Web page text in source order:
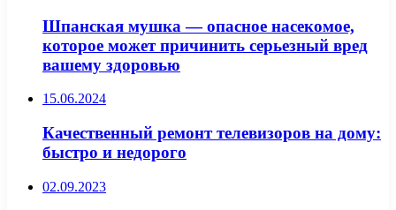
Шпанская мушка — опасное насекомое,
которое может причинить серьезный вред
вашему здоровью
15.06.2024
Качественный ремонт телевизоров на дому:
быстро и недорого
02.09.2023